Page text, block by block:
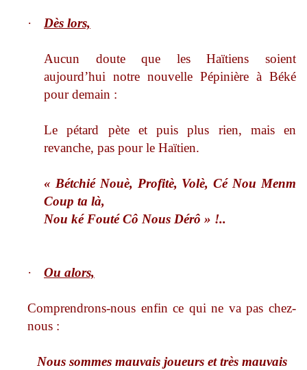
· Dès lors,
Aucun doute que les Haïtiens soient
aujourd’hui notre nouvelle Pépinière à Béké
pour demain :
Le pétard pète et puis plus rien, mais en
revanche, pas pour le Haïtien.
« Bétchié Nouè, Profitè, Volè, Cé Nou Menm
Coup ta là,
Nou ké Fouté Cô Nous Dérô » !..
· Ou alors,
Comprendrons-nous enfin ce qui ne va pas chez-
nous :
Nous sommes mauvais joueurs et très mauvais